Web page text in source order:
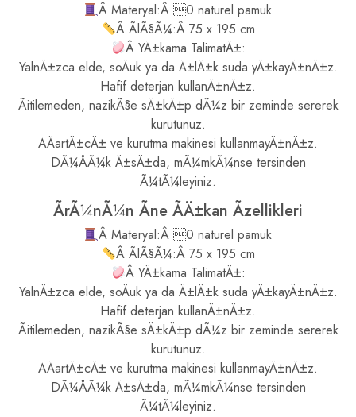
Â Materyal:Â 0 naturel pamuk
Â ÃlÃ§Ã¼:Â 75 x 195 cm
Â YÄ±kama TalimatÄ±:
YalnÄ±zca elde, soÄuk ya da Ä±lÄ±k suda yÄ±kayÄ±nÄ±z.
Hafif deterjan kullanÄ±nÄ±z.
Ãitilemeden, nazikÃ§e sÄ±kÄ±p dÃ¼z bir zeminde sererek
kurutunuz.
AÄartÄ±cÄ± ve kurutma makinesi kullanmayÄ±nÄ±z.
DÃ¼ÅÃ¼k Ä±sÄ±da, mÃ¼mkÃ¼nse tersinden
Ã¼tÃ¼leyiniz.
ÃrÃ¼nÃ¼n Ãne ÃÄ±kan Ãzellikleri
Â Materyal:Â 0 naturel pamuk
Â ÃlÃ§Ã¼:Â 75 x 195 cm
Â YÄ±kama TalimatÄ±:
YalnÄ±zca elde, soÄuk ya da Ä±lÄ±k suda yÄ±kayÄ±nÄ±z.
Hafif deterjan kullanÄ±nÄ±z.
Ãitilemeden, nazikÃ§e sÄ±kÄ±p dÃ¼z bir zeminde sererek
kurutunuz.
AÄartÄ±cÄ± ve kurutma makinesi kullanmayÄ±nÄ±z.
DÃ¼ÅÃ¼k Ä±sÄ±da, mÃ¼mkÃ¼nse tersinden
Ã¼tÃ¼leyiniz.